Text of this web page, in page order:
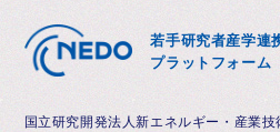
若手研究者産学連
プラットフォーム
国立研究開発法人新エネルギー・産業